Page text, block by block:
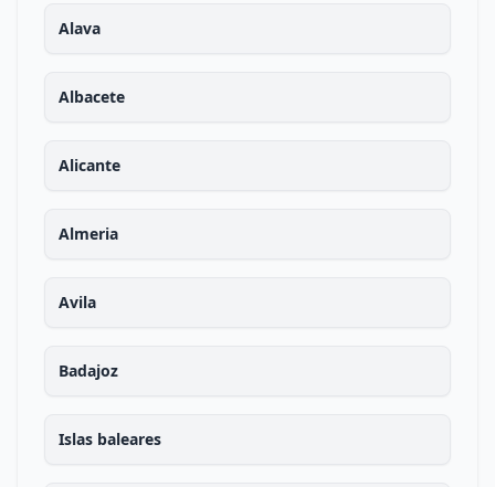
Alava
Albacete
Alicante
Almeria
Avila
Badajoz
Islas baleares